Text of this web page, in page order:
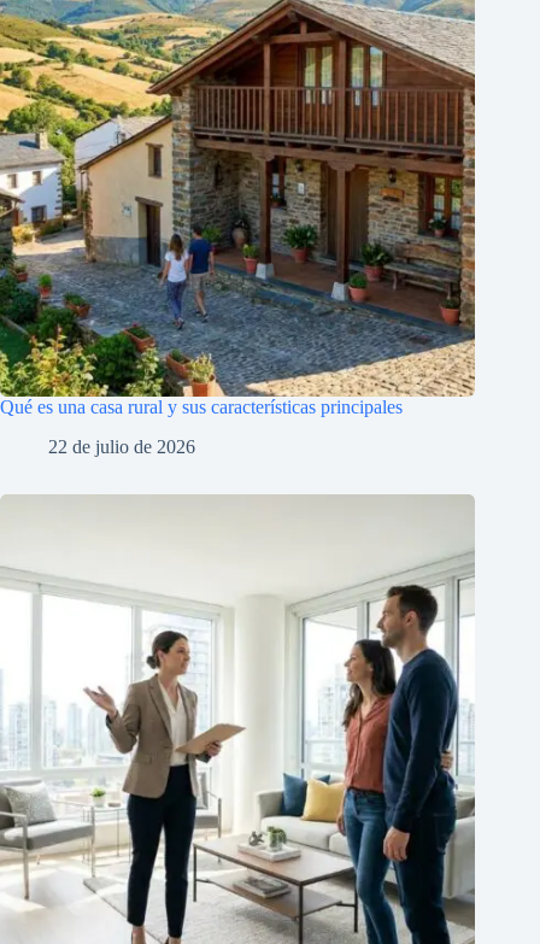
Qué es una casa rural y sus características principales
22 de julio de 2026